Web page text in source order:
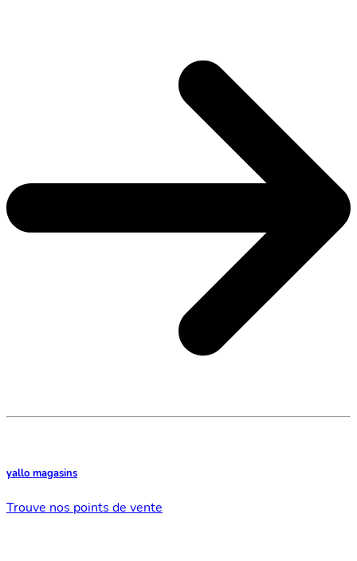
yallo magasins
Trouve nos points de vente